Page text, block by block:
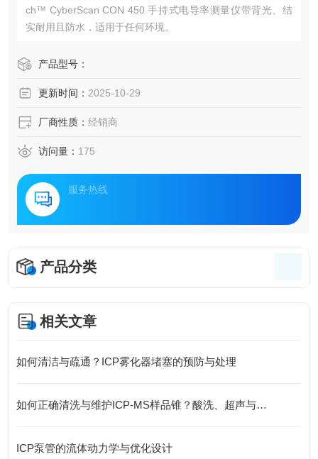
ch™ CyberScan CON 450 手持式电导率测量仪带背光、结
实耐用且防水，适用于任何环境。
产品型号：
更新时间： 2025-10-29
厂商性质： 经销商
访问量： 175
服务热线
产品分类
相关文章
如何清洁与疏通？ICP雾化器堵塞的预防与处理
如何正确清洗与维护ICP-MS样品锥？酸洗、超声与专业清洗流程
ICP泵管的流体动力学与优化设计